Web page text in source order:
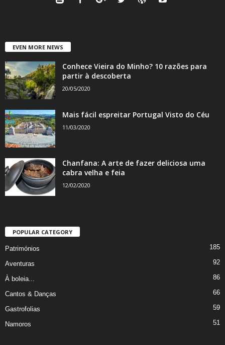
EVEN MORE NEWS
Conhece Vieira do Minho? 10 razões para
partir à descoberta
20/05/2020
Mais fácil espreitar Portugal Visto do Céu
11/03/2020
Chanfana: A arte de fazer deliciosa uma
cabra velha e feia
12/02/2020
POPULAR CATEGORY
Patrimónios 185
Aventuras 92
À boleia... 86
Cantos & Danças 66
Gastrofolias 59
Namoros 51